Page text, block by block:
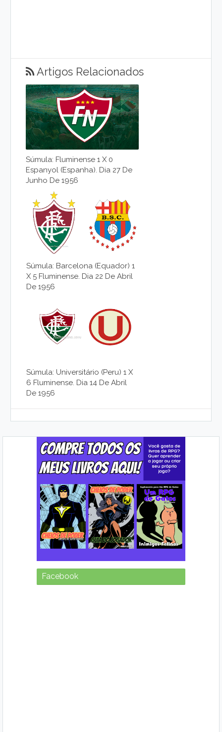
Artigos Relacionados
Súmula: Fluminense 1 X 0
Espanyol (Espanha). Dia 27 De
Junho De 1956
Súmula: Barcelona (Equador) 1
X 5 Fluminense. Dia 22 De Abril
De 1956
Súmula: Universitário (Peru) 1 X
6 Fluminense. Dia 14 De Abril
De 1956
Facebook